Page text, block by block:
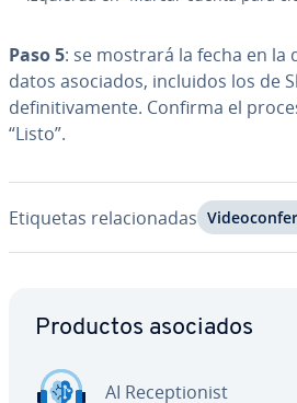
Paso 5: se mostrará la fecha en la
datos asociados, incluidos los de
de­fi­ni­ti­va­me­n­te. Confirma el
“Listo”.
Etiquetas re­la­cio­na­das
Productos asociados
AI Re­ce­p­tio­ni­st